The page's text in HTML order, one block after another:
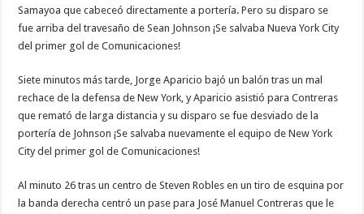
Samayoa que cabeceó directamente a portería. Pero su disparo se
fue arriba del travesaño de Sean Johnson ¡Se salvaba Nueva York City
del primer gol de Comunicaciones!
Siete minutos más tarde, Jorge Aparicio bajó un balón tras un mal
rechace de la defensa de New York, y Aparicio asistió para Contreras
que remató de larga distancia y su disparo se fue desviado de la
portería de Johnson ¡Se salvaba nuevamente el equipo de New York
City del primer gol de Comunicaciones!
Al minuto 26 tras un centro de Steven Robles en un tiro de esquina por
la banda derecha centró un pase para José Manuel Contreras que le